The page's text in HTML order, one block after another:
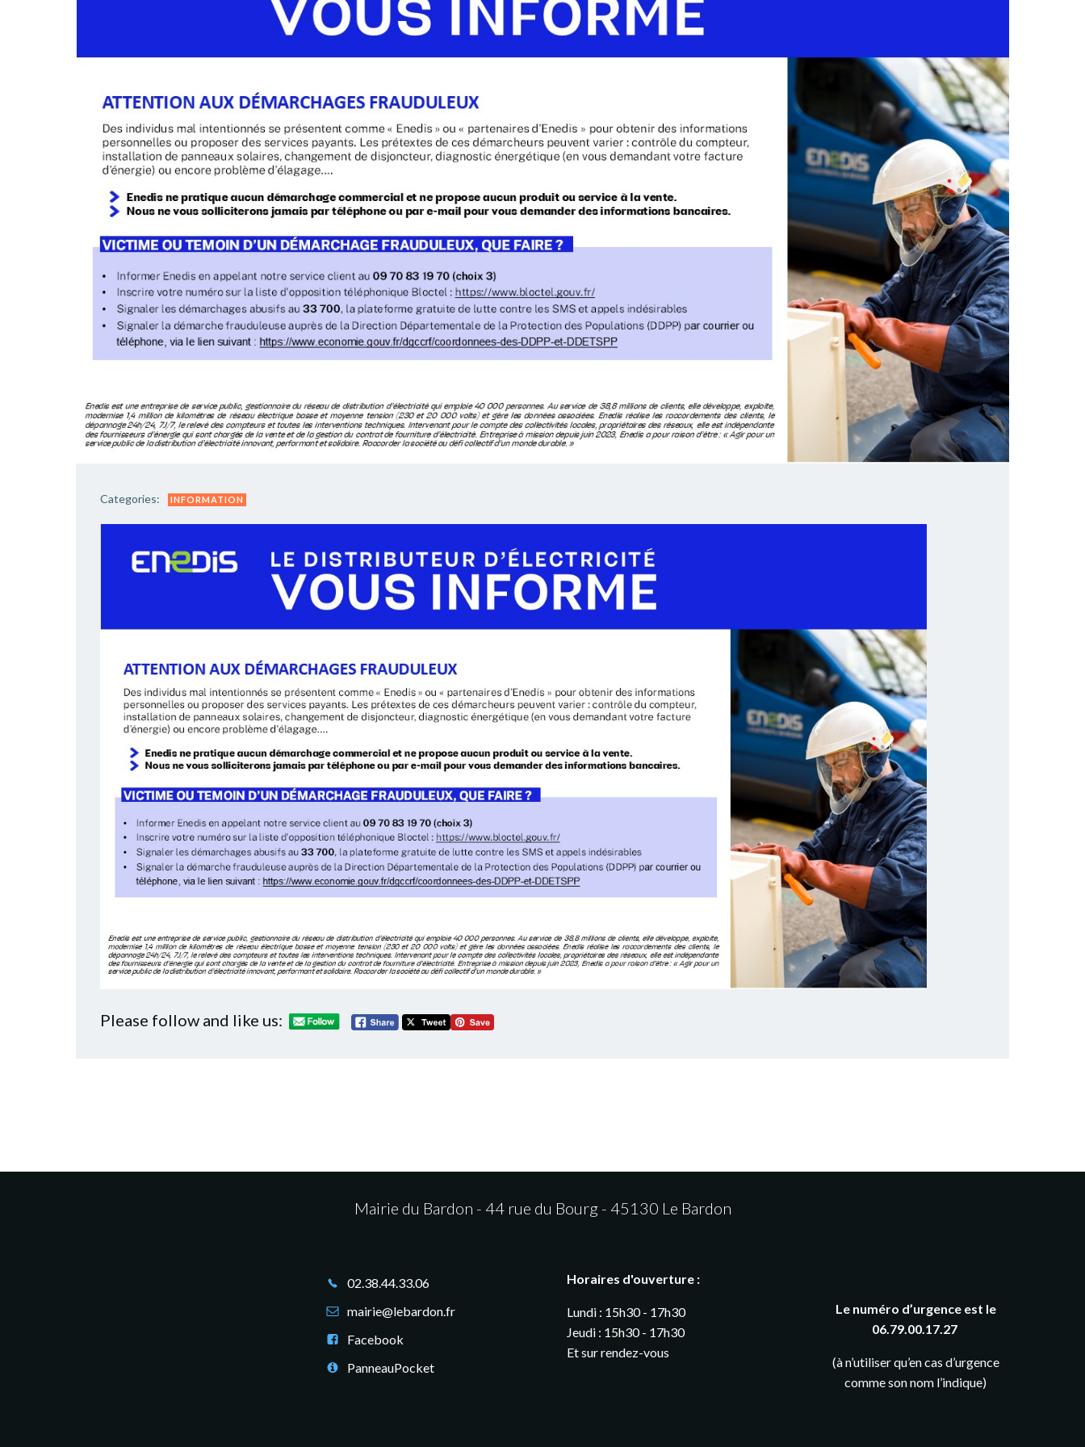
Categories: INFORMATION
Please follow and like us:
Mairie du Bardon - 44 rue du Bourg - 45130 Le Bardon
02.38.44.33.06
mairie@lebardon.fr
Facebook
PanneauPocket
Horaires d'ouverture :
Lundi : 15h30 - 17h30
Jeudi : 15h30 - 17h30
Et sur rendez-vous
Le numéro d’urgence est le
06.79.00.17.27
(à n’utiliser qu’en cas d’urgence
comme son nom l’indique)